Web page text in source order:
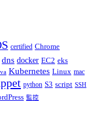
certified Chrome
dns docker EC2 eks
Kubernetes Linux mac
python S3 script SSH
監控